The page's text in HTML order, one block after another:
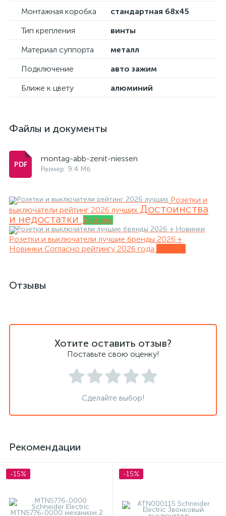
Монтажная коробка
стандартная 68х45
Тип крепления
винты
Материал суппорта
металл
Подключение
авто зажим
Ближе к цвету
алюминий
Файлы и документы
montag-abb-zenit-niessen
Размер: 9.4 Мб
Розетки и
выключатели рейтинг 2026 лучших Достоинства
и недостатки. Рейтинг
Розетки и выключатели лучшие бренды 2026 +
Новинки Согласно рейтингу 2026 года
Отзывы
Хотите оставить отзыв?
Поставьте свою оценку!
Сделайте выбор!
Рекомендации
-15% -15%